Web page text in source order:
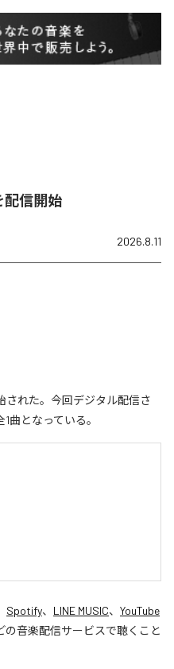
配信開始
2026.8.11
された。今回デジタル配信さ
1曲となっている。
Spotify、 LINE MUSIC、 YouTube
の音楽配信サービスで聴くこと